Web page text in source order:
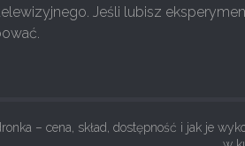
Jeśli lubisz
– cena, skład, dostępność i jak je